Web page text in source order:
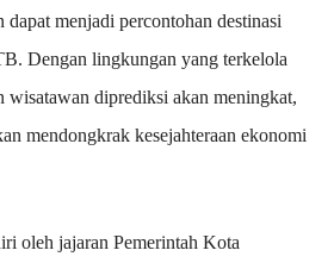
menjadi percontohan destinasi
Dengan lingkungan yang terkelola
wisatawan diprediksi akan meningkat,
mendongkrak kesejahteraan ekonomi
oleh jajaran Pemerintah Kota